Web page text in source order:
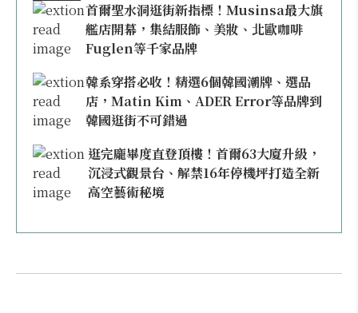
首爾聖水洞逛街新指標！Musinsa最大旗
艦店開幕，集結服飾、美妝、北歐咖啡
Fuglen等千家品牌
韓系穿搭必收！精選6個韓國潮牌、選品
店，Matin Kim、ADER Error等品牌到
韓國逛街不可錯過
逛完龐畢度直登頂樓！首爾63大廈升級，
沉浸式觀景台、解禁16年停機坪打造全新
高空藝術秘境